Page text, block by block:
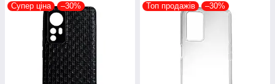
Супер ціна –30% Топ продажів –30%